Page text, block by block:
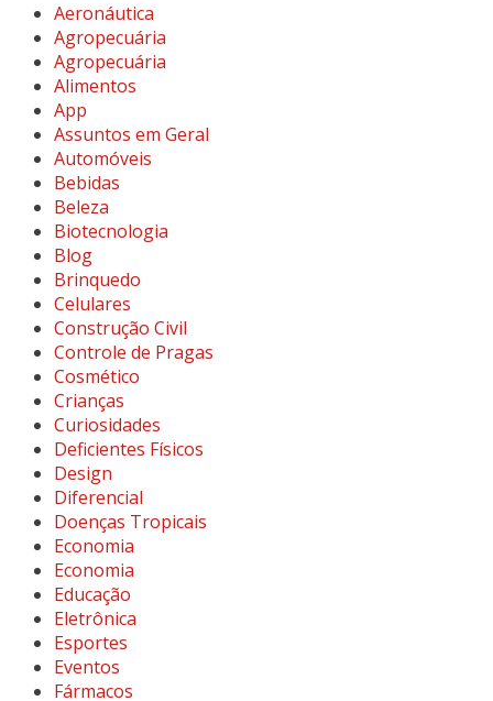
Aeronáutica
Agropecuária
Agropecuária
Alimentos
App
Assuntos em Geral
Automóveis
Bebidas
Beleza
Biotecnologia
Blog
Brinquedo
Celulares
Construção Civil
Controle de Pragas
Cosmético
Crianças
Curiosidades
Deficientes Físicos
Design
Diferencial
Doenças Tropicais
Economia
Economia
Educação
Eletrônica
Esportes
Eventos
Fármacos